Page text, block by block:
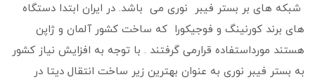
شبکه های بر بستر فیبر نوری می باشد. در ایران ابتدا دستگاه
های برند کورنینگ و فوجیکورا که ساخت کشور آلمان و ژاپن
هستند مورداستفاده قرارمی گرفتند . با توجه به افزایش نیاز کشور
به بستر فیبر نوری به عنوان بهترین زیر ساخت انتقال دیتا در